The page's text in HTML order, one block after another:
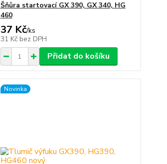
Šňůra startovací GX 390, GX 340, HG
460
37 Kč/ks
31 Kč bez DPH
Přidat do košíku
Novinka